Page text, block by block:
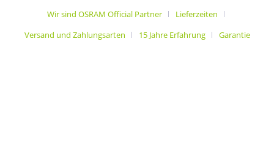
Wir sind OSRAM Official Partner
Lieferzeiten
Versand und Zahlungsarten
15 Jahre Erfahrung Garantie